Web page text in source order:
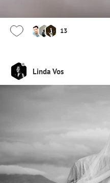
13
Linda Vos